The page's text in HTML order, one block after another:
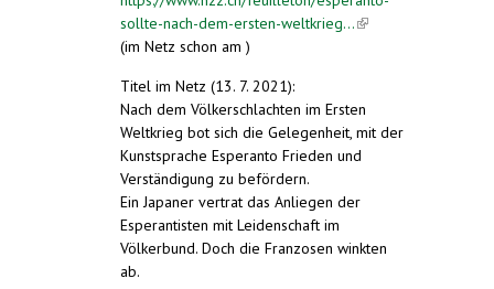
sollte-nach-dem-ersten-weltkrieg...(link is
(im Netz schon am )
Titel im Netz (13. 7. 2021):
Nach dem Völkerschlachten im Ersten
Weltkrieg bot sich die Gelegenheit, mit der
Kunstsprache Esperanto Frieden und
Verständigung zu befördern.
Ein Japaner vertrat das Anliegen der
Esperantisten mit Leidenschaft im
Völkerbund. Doch die Franzosen winkten
ab.